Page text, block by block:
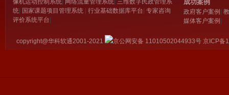
为客户节省工资、奖金、福利、招聘成本、办公设施
·合理准确的定价方式 精确到人周的定价，工作计划和
·客户拥有全部知识产权
像机运动控制系统 网络流量管理系统 三维数字民政管理系
统 国家课题项目管理系统 行业基础数据库平台 专家咨询
评价系统平台
成功案例
政府客户案例
媒体客户案例
copyright@华科软通2001-2021 京公网安备 11010502044933号 京ICP备